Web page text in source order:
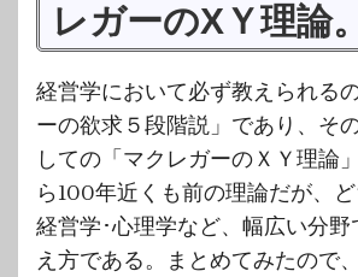
レガーのXＹ理論。
経営学において必ず教えられる
ーの欲求５段階説」であり、そ
しての「マクレガーのＸＹ理論
ら100年近くも前の理論だが、
経営学･心理学など、幅広い分
え方である。まとめてみたので